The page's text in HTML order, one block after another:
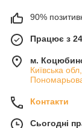
90%
Працює з
м.
Київська
Контакти
Сьогодні